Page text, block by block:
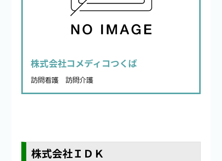
株式会社コメディコつくば
訪問看護 訪問介護
株式会社ＩＤＫ